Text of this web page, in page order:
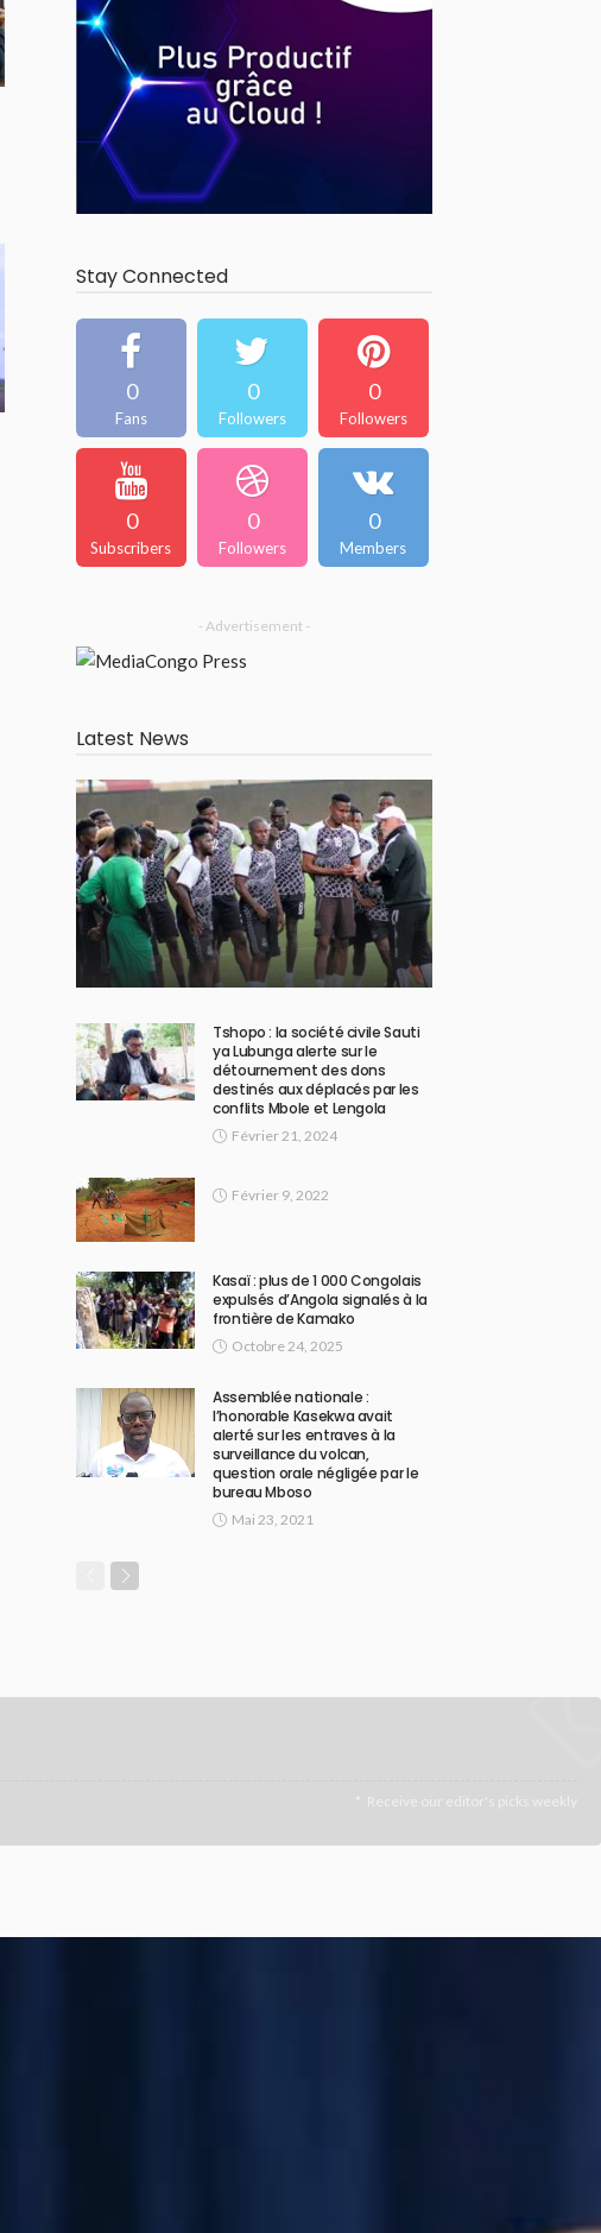
Stay Connected
0
Fans
0
Followers
0
Followers
0
Subscribers
0
Followers
0
Members
- Advertisement -
Latest News
Tshopo : la société civile Sauti
ya Lubunga alerte sur le
détournement des dons
destinés aux déplacés par les
conflits Mbole et Lengola
Février 21, 2024
Février 9, 2022
Kasaï : plus de 1 000 Congolais
expulsés d’Angola signalés à la
frontière de Kamako
Octobre 24, 2025
Assemblée nationale :
l’honorable Kasekwa avait
alerté sur les entraves à la
surveillance du volcan,
question orale négligée par le
bureau Mboso
Mai 23, 2021
Receive our editor's picks weekly